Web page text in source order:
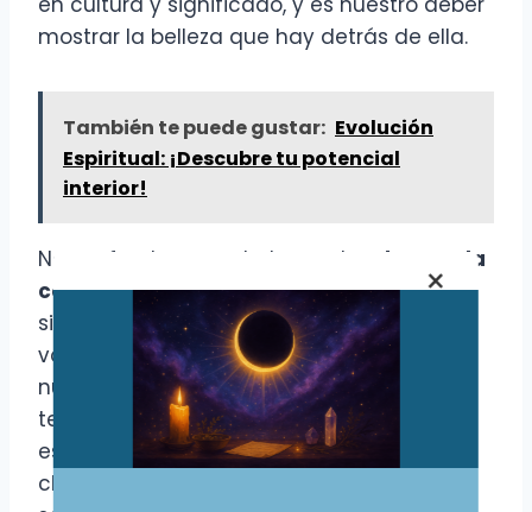
mostrar la belleza que hay detrás de ella.
También te puede gustar: Evolución
Espiritual: ¡Descubre tu potencial
interior!
Nos enfrentamos a la tarea de
educar a la
comunidadsobre lo que realmente
significa la santería. Usamos nuestras
voces y acciones para demostrar que
nuestras prácticas no son algo de qué
temer, sino una forma de conexión
espiritual que merece respeto. A través de
charlas, talleres y presencia en redes
×